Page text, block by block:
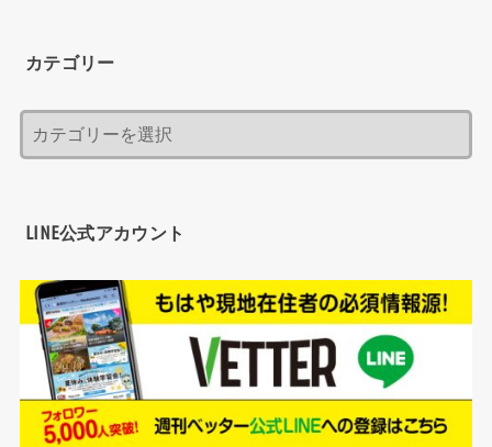
カテゴリー
LINE公式アカウント